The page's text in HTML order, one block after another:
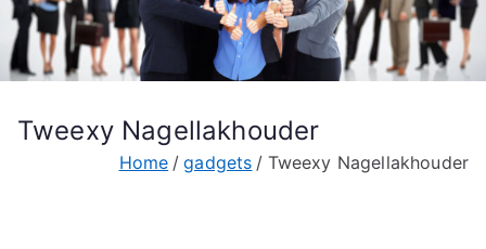
Tweexy Nagellakhouder
Home gadgets Tweexy Nagellakhouder